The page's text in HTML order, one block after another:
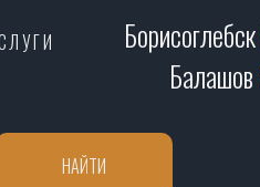
Борисоглебск
Балашов
НАЙТИ